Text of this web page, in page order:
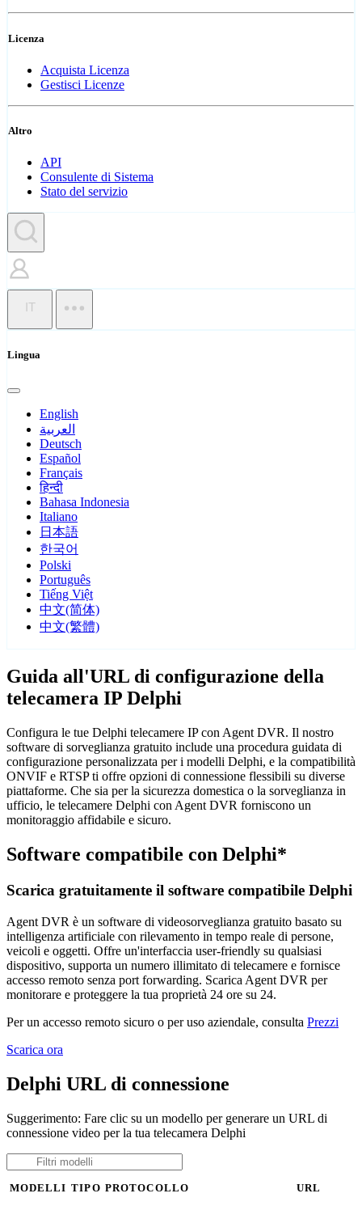
Licenza
Acquista Licenza
Gestisci Licenze
Altro
API
Consulente di Sistema
Stato del servizio
IT
Lingua
English
العربية
Deutsch
Español
Français
हिन्दी
Bahasa Indonesia
Italiano
日本語
한국어
Polski
Português
Tiếng Việt
中文(简体)
中文(繁體)
Guida all'URL di configurazione della
telecamera IP Delphi
Configura le tue Delphi telecamere IP con Agent DVR. Il nostro
software di sorveglianza gratuito include una procedura guidata di
configurazione personalizzata per i modelli Delphi, e la compatibilità
ONVIF e RTSP ti offre opzioni di connessione flessibili su diverse
piattaforme. Che sia per la sicurezza domestica o la sorveglianza in
ufficio, le telecamere Delphi con Agent DVR forniscono un
monitoraggio affidabile e sicuro.
Software compatibile con Delphi*
Scarica gratuitamente il software compatibile Delphi
Agent DVR è un software di videosorveglianza gratuito basato su
intelligenza artificiale con rilevamento in tempo reale di persone,
veicoli e oggetti. Offre un'interfaccia user-friendly su qualsiasi
dispositivo, supporta un numero illimitato di telecamere e fornisce
accesso remoto senza port forwarding. Scarica Agent DVR per
monitorare e proteggere la tua proprietà 24 ore su 24.
Per un accesso remoto sicuro o per uso aziendale, consulta Prezzi
Scarica ora
Delphi URL di connessione
Suggerimento: Fare clic su un modello per generare un URL di
connessione video per la tua telecamera Delphi
MODELLI TIPO PROTOCOLLO URL